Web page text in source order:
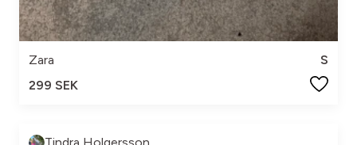
Zara
S
299 SEK